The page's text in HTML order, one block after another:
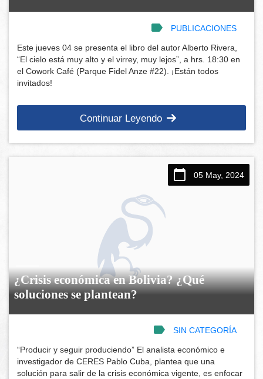
PUBLICACIONES
Este jueves 04 se presenta el libro del autor Alberto Rivera,
“El cielo está muy alto y el virrey, muy lejos”, a hrs. 18:30 en
el Cowork Café (Parque Fidel Anze #22). ¡Están todos
invitados!
Continuar Leyendo
05 May, 2024
¿Crisis económica en Bolivia? ¿Qué
soluciones se plantean?
SIN CATEGORÍA
“Producir y seguir produciendo” El analista económico e
investigador de CERES Pablo Cuba, plantea que una
solución para salir de la crisis económica vigente, es enfocar